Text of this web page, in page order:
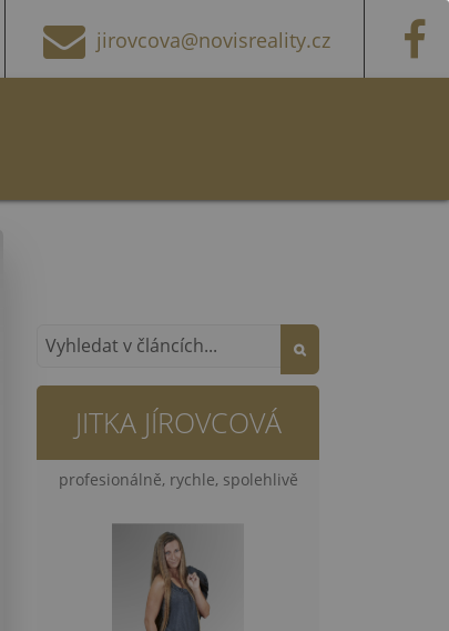
jirovcova@novisreality.cz
JITKA JÍROVCOVÁ
profesionálně, rychle, spolehlivě